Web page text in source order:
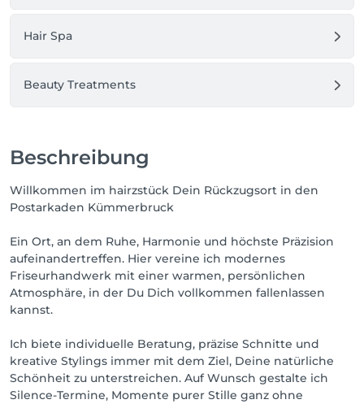
Zeitaufwand/Technik/Ausgangssituation.
Ein genauer Kostenvoranschlag kann in einem
*     normaler Zeitaufwand
**   erhöhter Zeitaufwand
Hair Spa
Beauty Treatments
Beschreibung
Willkommen im hairzstück Dein Rückzugsort in den
Postarkaden Kümmerbruck
Ein Ort, an dem Ruhe, Harmonie und höchste Präzision
aufeinandertreffen. Hier vereine ich modernes
Friseurhandwerk mit einer warmen, persönlichen
Atmosphäre, in der Du Dich vollkommen fallenlassen
kannst.
Ich biete individuelle Beratung, präzise Schnitte und
kreative Stylings immer mit dem Ziel, Deine natürliche
Schönheit zu unterstreichen. Auf Wunsch gestalte ich
Silence-Termine, Momente purer Stille ganz ohne